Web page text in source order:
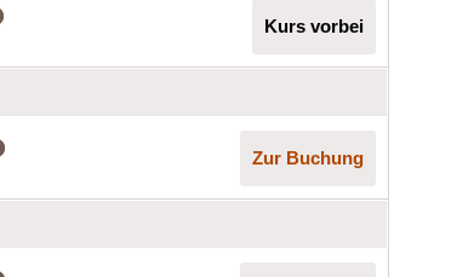
Kurs vorbei
Zur Buchung